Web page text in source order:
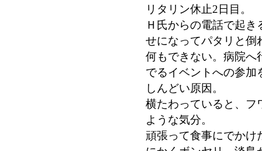
リタリン休止2日目。
Ｈ氏からの電話で起
せになってパタリと倒
何もできない。病院へ
でるイベントへの参加
しんどい原因。
横たわっていると、フ
ような気分。
頑張って食事にでかけ